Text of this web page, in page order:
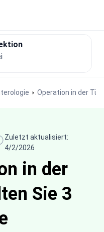
Operation in der
Zuletzt aktualisiert:
4/2/2026
in der
Sie 3